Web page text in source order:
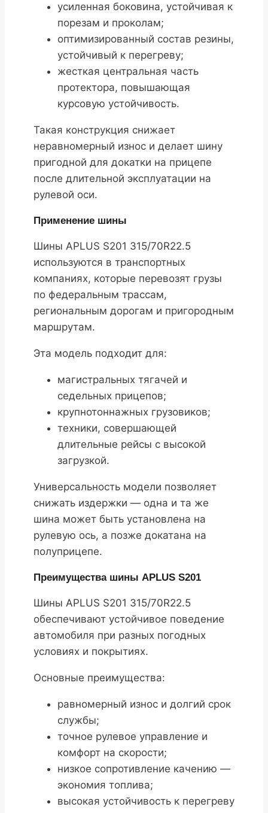
усиленная боковина, устойчивая к
порезам и проколам;
оптимизированный состав резины,
устойчивый к перегреву;
жесткая центральная часть
протектора, повышающая
курсовую устойчивость.
Такая конструкция снижает
неравномерный износ и делает шину
пригодной для докатки на прицепе
после длительной эксплуатации на
рулевой оси.
Применение шины
Шины APLUS S201 315/70R22.5
используются в транспортных
компаниях, которые перевозят грузы
по федеральным трассам,
региональным дорогам и пригородным
маршрутам.
Эта модель подходит для:
магистральных тягачей и
седельных прицепов;
крупнотоннажных грузовиков;
техники, совершающей
длительные рейсы с высокой
загрузкой.
Универсальность модели позволяет
снижать издержки — одна и та же
шина может быть установлена на
рулевую ось, а позже докатана на
полуприцепе.
Преимущества шины APLUS S201
Шины APLUS S201 315/70R22.5
обеспечивают устойчивое поведение
автомобиля при разных погодных
условиях и покрытиях.
Основные преимущества:
равномерный износ и долгий срок
службы;
точное рулевое управление и
комфорт на скорости;
низкое сопротивление качению —
экономия топлива;
высокая устойчивость к перегреву